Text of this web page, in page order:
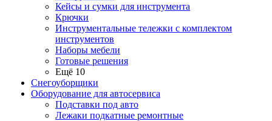
Кейсы и сумки для инструмента
Крючки
Инструментальные тележки с комплектом
инструментов
Наборы мебели
Готовые решения
Ещё 10
Снегоуборщики
Оборудование для автосервиса
Подставки под авто
Лежаки подкатные ремонтные